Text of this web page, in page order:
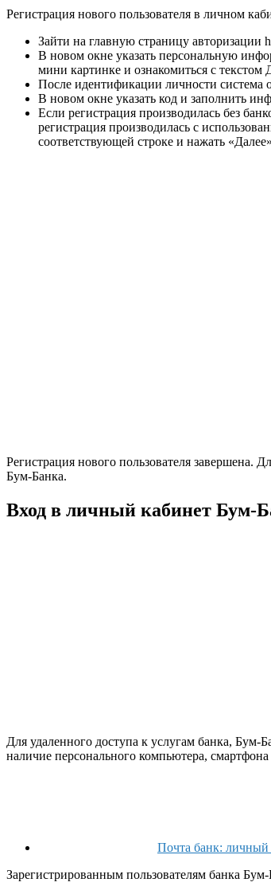
Регистрация нового пользователя в личном
Зайти на главную страницу авторизации
В новом окне указать персональную
мини картинке и ознакомиться с
После идентификации личности система
В новом окне указать код и заполнить
Если регистрация производилась без
регистрация производилась с
соответствующей строке и нажать
Регистрация нового пользователя завершена.
Бум-Банка.
Вход в личный кабинет Бум-
Для удаленного доступа к услугам банка, Бум-
наличие персонального компьютера,
Почта банк: личный
Зарегистрированным пользователям банка